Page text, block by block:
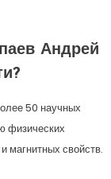
Андрей
50 научных
физических
магнитных свойств.